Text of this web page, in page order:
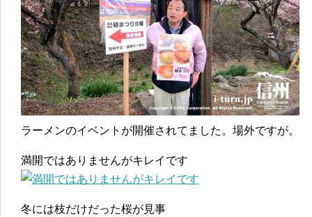
ラーメンのイベントが開催されてました。場外ですが。
満開ではありませんがキレイです
冬には枝だけだった桜が見事